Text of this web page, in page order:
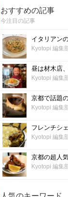
おすすめの記事
今注目の記事
Kyotopi 編集
Kyotopi 編集
Kyotopi 編集
Kyotopi 編集
Kyotopi 編集